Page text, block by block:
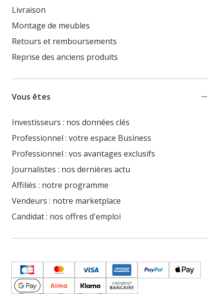
Livraison
Montage de meubles
Retours et remboursements
Reprise des anciens produits
Vous êtes
Investisseurs : nos données clés
Professionnel : votre espace Business
Professionnel : vos avantages exclusifs
Journalistes : nos dernières actu
Affiliés : notre programme
Vendeurs : notre marketplace
Candidat : nos offres d'emploi